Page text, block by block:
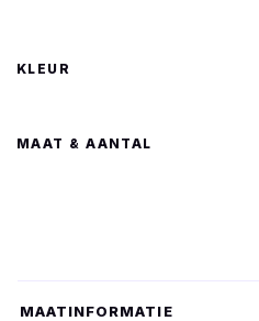
MAAT
MAATINFORMATIE